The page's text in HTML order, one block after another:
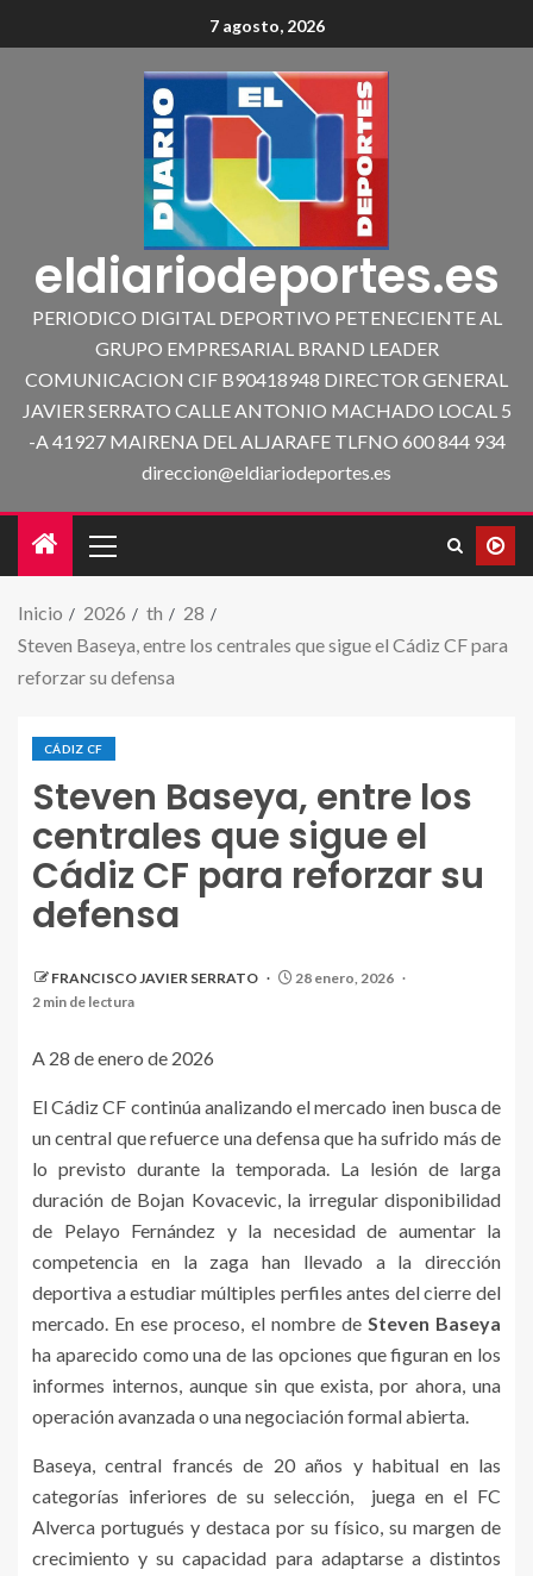
7 agosto, 2026
eldiariodeportes.es
PERIODICO DIGITAL DEPORTIVO PETENECIENTE AL
GRUPO EMPRESARIAL BRAND LEADER
COMUNICACION CIF B90418948 DIRECTOR GENERAL
JAVIER SERRATO CALLE ANTONIO MACHADO LOCAL 5
-A 41927 MAIRENA DEL ALJARAFE TLFNO 600 844 934
direccion@eldiariodeportes.es
Inicio 2026 th
28
Steven Baseya, entre los centrales que sigue el Cádiz CF para
reforzar su defensa
CÁDIZ CF
Steven Baseya, entre los
centrales que sigue el
Cádiz CF para reforzar su
defensa
FRANCISCO JAVIER SERRATO
28 enero, 2026
2 min de lectura
A 28 de enero de 2026
El Cádiz CF continúa analizando el mercado inen busca de
un central que refuerce una defensa que ha sufrido más de
lo previsto durante la temporada. La lesión de larga
duración de Bojan Kovacevic, la irregular disponibilidad
de Pelayo Fernández y la necesidad de aumentar la
competencia en la zaga han llevado a la dirección
deportiva a estudiar múltiples perfiles antes del cierre del
mercado. En ese proceso, el nombre de Steven Baseya
ha aparecido como una de las opciones que figuran en los
informes internos, aunque sin que exista, por ahora, una
operación avanzada o una negociación formal abierta.
Baseya, central francés de 20 años y habitual en las
categorías inferiores de su selección, juega en el FC
Alverca portugués y destaca por su físico, su margen de
crecimiento y su capacidad para adaptarse a distintos